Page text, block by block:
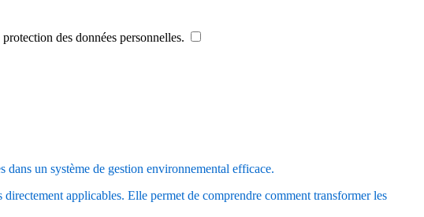
des données personnelles.
un système de gestion environnemental efficace.
applicables. Elle permet de comprendre comment transformer les